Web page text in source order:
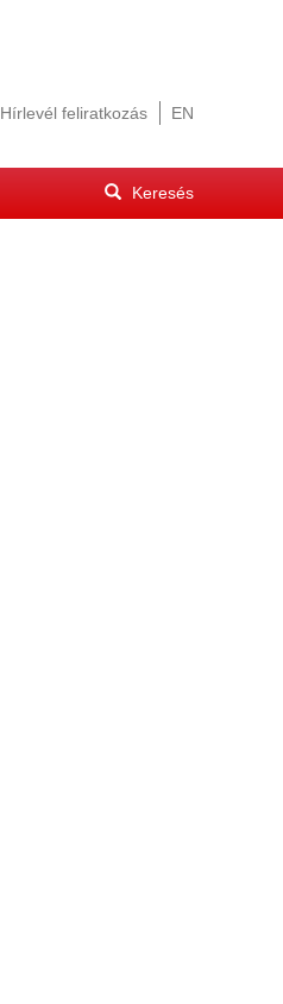
Hírlevél feliratkozás EN
Keresés
űrlap